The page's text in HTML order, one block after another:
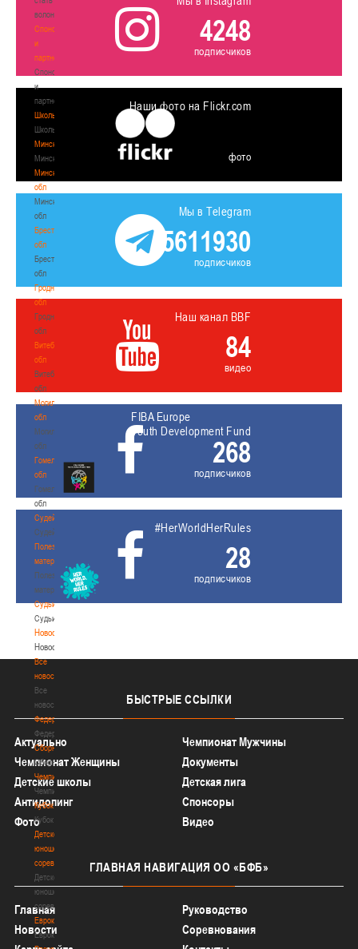
волонтером
Спонсоры
и
партнеры
Спонсоры
и
партнеры
Школы
Школы
Минск
Минск
Минская
обл
Минская
обл
Брестская
обл
Брестская
обл
Гродненская
обл
Гродненская
обл
Витебская
обл
Витебская
обл
Могилевская
обл
Могилевская
обл
Гомельская
обл
Гомельская
обл
Судейство
Судейство
Полезные
материалы
Полезные
материалы
Судьи
Судьи
Новости
Новости
Все
новости
Все
новости
Федерация
Федерация
Сборные
Сборные
Чемпионат
Чемпионат
Кубок
Кубок
Детско-
юношеские
соревнования
Детско-
юношеские
соревнования
Еврокубки
Еврокубки
4248
подписчиков
Наши фото на Flickr.com
фото
Мы в Telegram
5611930
подписчиков
Наш канал BBF
84
видео
FIBA Europe
Youth Development Fund
268
подписчиков
#HerWorldHerRules
28
подписчиков
БЫСТРЫЕ ССЫЛКИ
Актуально
Чемпионат Мужчины
Чемпионат Женщины
Документы
Детские школы
Детская лига
Антидопинг
Спонсоры
Фото
Видео
ГЛАВНАЯ НАВИГАЦИЯ ОО «БФБ»
Главная
Руководство
Новости
Соревнования